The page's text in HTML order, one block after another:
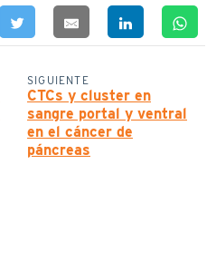
SIGUIENTE
CTCs y cluster en
sangre portal y ventral
en el cáncer de
páncreas